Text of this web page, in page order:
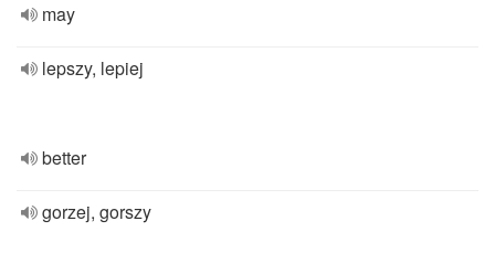
may
lepszy, lepiej
better
gorzej, gorszy